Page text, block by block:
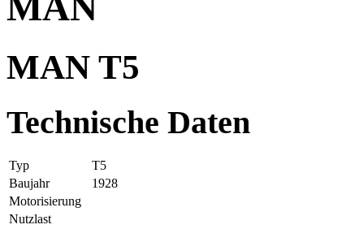
MAN T5
Technische Daten
Typ
T5
Baujahr
1928
Motorisierung
Nutzlast